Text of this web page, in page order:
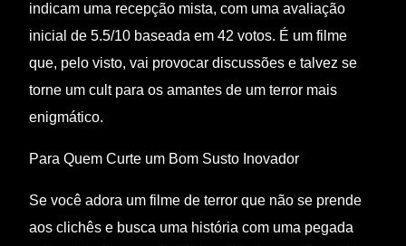
indicam uma recepção mista, com uma avaliação
inicial de 5.5/10 baseada em 42 votos. É um filme
que, pelo visto, vai provocar discussões e talvez se
torne um cult para os amantes de um terror mais
enigmático.
Para Quem Curte um Bom Susto Inovador
Se você adora um filme de terror que não se prende
aos clichês e busca uma história com uma pegada